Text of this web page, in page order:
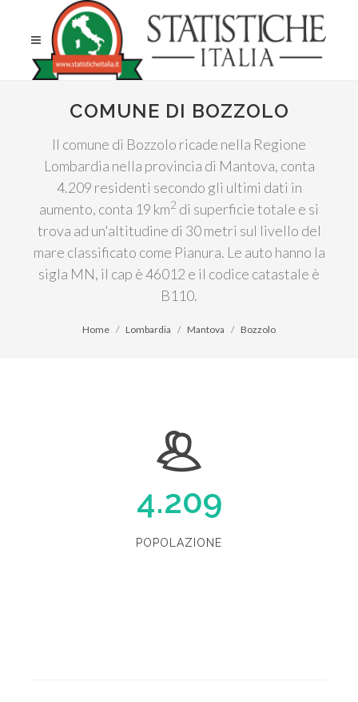
COMUNE DI BOZZOLO
Il comune di Bozzolo ricade nella Regione
Lombardia nella provincia di Mantova, conta
4.209 residenti secondo gli ultimi dati in
aumento, conta 19 km2 di superficie totale e si
trova ad un'altitudine di 30 metri sul livello del
mare classificato come Pianura. Le auto hanno la
sigla MN, il cap è 46012 e il codice catastale è
B110.
Home Lombardia Mantova Bozzolo
4.209
POPOLAZIONE